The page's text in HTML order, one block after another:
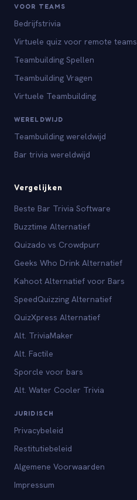
VOOR TEAMS
Bedrijfstrivia
Virtuele quiz voor remote teams
Teambuilding Spellen
Teambuilding Vragen
Virtuele Teambuilding
WERELDWIJD
Teambuilding wereldwijd
Bar trivia wereldwijd
Vergelijken
Beste Bar Trivia Software
Buzztime Alternatief
Quizado vs Crowdpurr
Geeks Who Drink Alternatief
Kahoot Alternatief voor Bars
SpeedQuizzing Alternatief
QuizXpress Alternatief
Alt. TriviaMaker
Alt. Factile
Sporcle voor bars
Alt. Water Cooler Trivia
JURIDISCH
Privacybeleid
Restitutiebeleid
Algemene Voorwaarden
Impressum